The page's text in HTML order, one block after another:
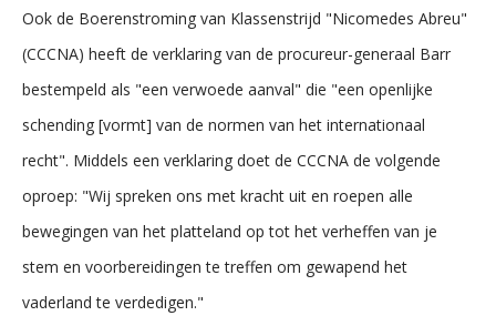
Ook de Boerenstroming van Klassenstrijd "Nicomedes Abreu"
(CCCNA) heeft de verklaring van de procureur-generaal Barr
bestempeld als "een verwoede aanval" die "een openlijke
schending [vormt] van de normen van het internationaal
recht". Middels een verklaring doet de CCCNA de volgende
oproep: "Wij spreken ons met kracht uit en roepen alle
bewegingen van het platteland op tot het verheffen van je
stem en voorbereidingen te treffen om gewapend het
vaderland te verdedigen."